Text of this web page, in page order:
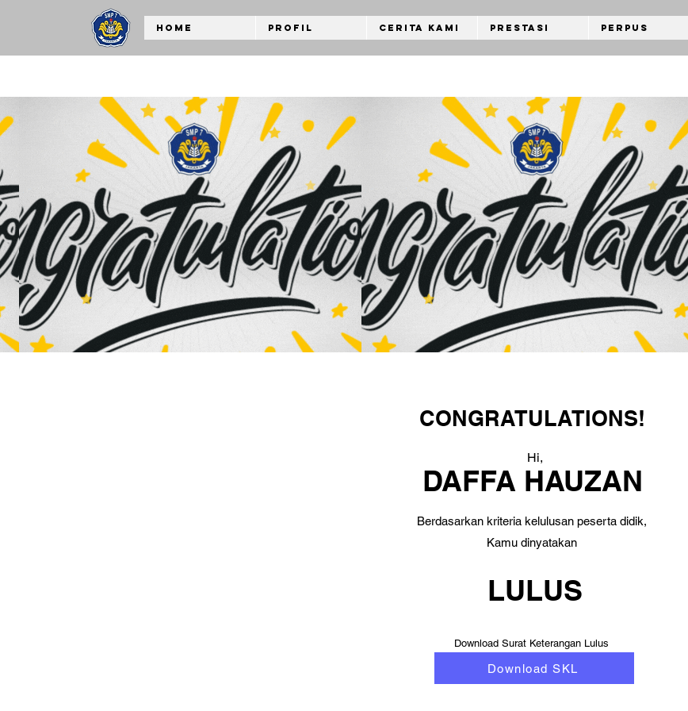
Home Profil Cerita Kami Prestasi Perpus
CONGRATULATIONS!
Hi,
DAFFA HAUZAN
Berdasarkan kriteria kelulusan peserta didik,
Kamu dinyatakan
LULUS
Download Surat Keterangan Lulus
Download SKL